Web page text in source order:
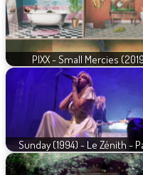
PIXX - Small Mercies
Sunday (1994) - Le Zénith -